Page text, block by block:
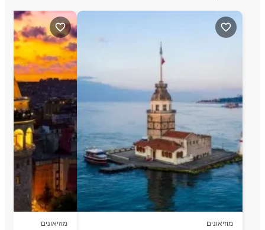
מוזיאונים מוזיאונים